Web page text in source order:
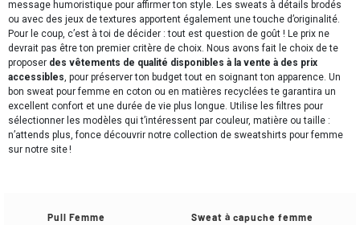
message humoristique pour affirmer ton style. Les sweats à détails brodés
ou avec des jeux de textures apportent également une touche d’originalité.
Pour le coup, c’est à toi de décider : tout est question de goût ! Le prix ne
devrait pas être ton premier critère de choix. Nous avons fait le choix de te
proposer des vêtements de qualité disponibles à la vente à des prix
accessibles, pour préserver ton budget tout en soignant ton apparence. Un
bon sweat pour femme en coton ou en matières recyclées te garantira un
excellent confort et une durée de vie plus longue. Utilise les filtres pour
sélectionner les modèles qui t’intéressent par couleur, matière ou taille :
n’attends plus, fonce découvrir notre collection de sweatshirts pour femme
sur notre site !
Pull Femme Sweat à capuche femme